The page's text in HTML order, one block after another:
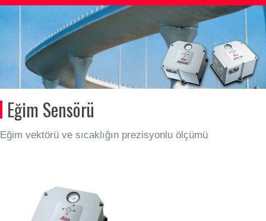
Eğim Sensörü
Eğim vektörü ve sıcaklığın prezisyonlu ölçümü